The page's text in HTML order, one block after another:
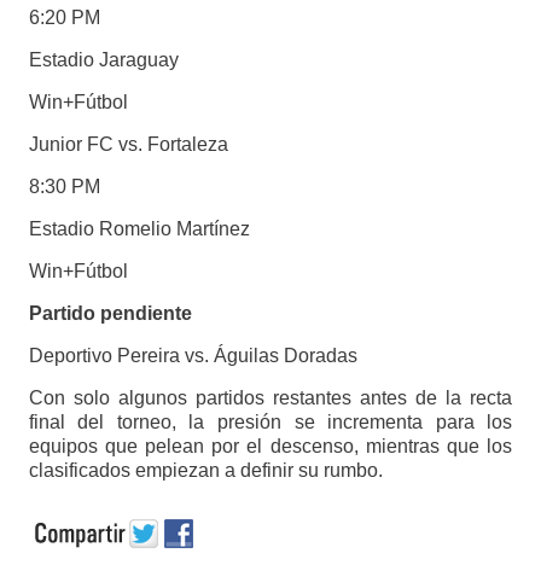
6:20 PM
Estadio Jaraguay
Win+Fútbol
Junior FC vs. Fortaleza
8:30 PM
Estadio Romelio Martínez
Win+Fútbol
Partido pendiente
Deportivo Pereira vs. Águilas Doradas
Con solo algunos partidos restantes antes de la recta
final del torneo, la presión se incrementa para los
equipos que pelean por el descenso, mientras que los
clasificados empiezan a definir su rumbo.